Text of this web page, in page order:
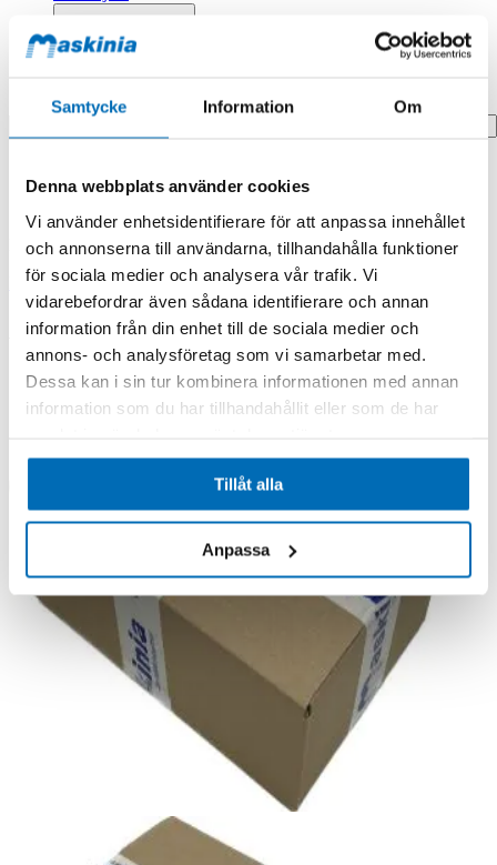
Samtycke Information Om
Denna webbplats använder cookies
Vi använder enhetsidentifierare för att anpassa innehållet
och annonserna till användarna, tillhandahålla funktioner
för sociala medier och analysera vår trafik. Vi
vidarebefordrar även sådana identifierare och annan
information från din enhet till de sociala medier och
annons- och analysföretag som vi samarbetar med.
Dessa kan i sin tur kombinera informationen med annan
information som du har tillhandahållit eller som de har
Tillåt alla
Anpassa
Search
Hem
Produkten finns i följande kategorier:
Doosan/Develon
Axle,differential